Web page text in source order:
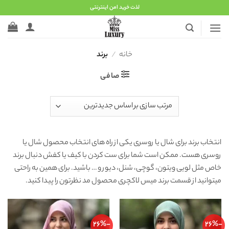
to
content
لذت خرید امن اینترنتی
خانه / برند
صافی
انتخاب برند برای شال یا روسری یکی از راه های انتخاب محصول شال یا
روسری هست. ممکن است شما برای ست کردن با کیف یا کفش دنبال برند
خاص مثل لویی ویتون، گوچی، شنل، دیور و … باشید. برای همین به راحتی
میتوانید از قسمت برند میس لاکچری محصول مد نظرتون را پیدا کنید.
-26%
-26%